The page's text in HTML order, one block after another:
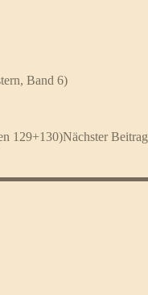
Band 6)
129+130)Nächster Beitrag